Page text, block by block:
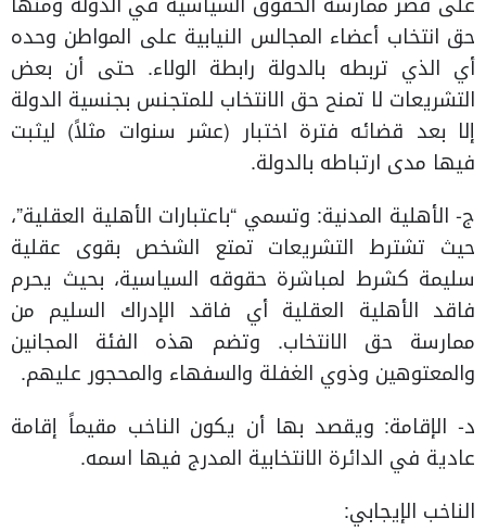
حق انتخاب أعضاء المجالس النيابية على المواطن وحده
أي الذي تربطه بالدولة رابطة الولاء. حتى أن بعض
التشريعات لا تمنح حق الانتخاب للمتجنس بجنسية الدولة
إلا بعد قضائه فترة اختبار (عشر سنوات مثلاً) ليثبت
فيها مدى ارتباطه بالدولة.
ج‌- الأهلية المدنية: وتسمي “باعتبارات الأهلية العقلية”،
حيث تشترط التشريعات تمتع الشخص بقوى عقلية
سليمة كشرط لمباشرة حقوقه السياسية، بحيث يحرم
فاقد الأهلية العقلية أي فاقد الإدراك السليم من
ممارسة حق الانتخاب. وتضم هذه الفئة المجانين
والمعتوهين وذوي الغفلة والسفهاء والمحجور عليهم.
د- الإقامة: ويقصد بها أن يكون الناخب مقيماً إقامة
عادية في الدائرة الانتخابية المدرج فيها اسمه.
الناخب الإيجابي: